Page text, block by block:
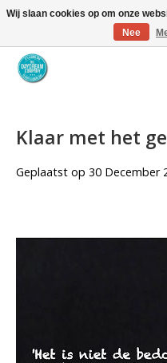
Coaching via download. Effectief
Klaar met het
Geplaatst op 30 December
Wij slaan cookies op om onze
Nee